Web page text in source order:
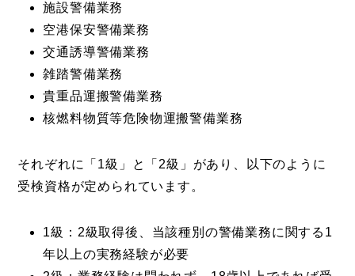
施設警備業務
空港保安警備業務
交通誘導警備業務
雑踏警備業務
貴重品運搬警備業務
核燃料物質等危険物運搬警備業務
それぞれに「1級」と「2級」があり、以下のように
受検資格が定められています。
1級：2級取得後、当該種別の警備業務に関する1
年以上の実務経験が必要